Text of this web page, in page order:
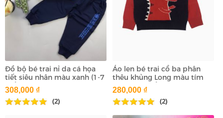
Đồ bộ bé trai nỉ da cá họa
tiết siêu nhân màu xanh (1-7
tuổi)
308,000 ₫
(2)
Áo len bé trai cổ ba phân
thêu khủng Long màu tím
than (2-9 tuổi)
280,000 ₫
(2)